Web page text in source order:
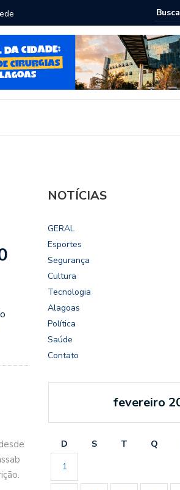
Chico Filho destaca potencial
Internacional de Maceió
NOTÍCIAS
GERAL
Esportes
Segurança
Cultura
Tecnologia
Alagoas
Política
Saúde
Contato
fevereiro
D S T Q
1